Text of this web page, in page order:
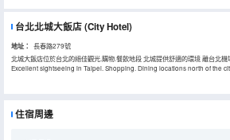
台北北城大飯店(City Hotel)
地址：
長春路279號
北城大飯店位於台北的絕佳觀光.購物.餐飲地段 北城提供舒適的環境 離台北
Excellent sightseeing in Taipei. Shopping. Dining locations north of the
住宿周邊